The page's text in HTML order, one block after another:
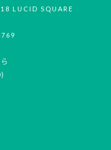
LUCID SQUARE